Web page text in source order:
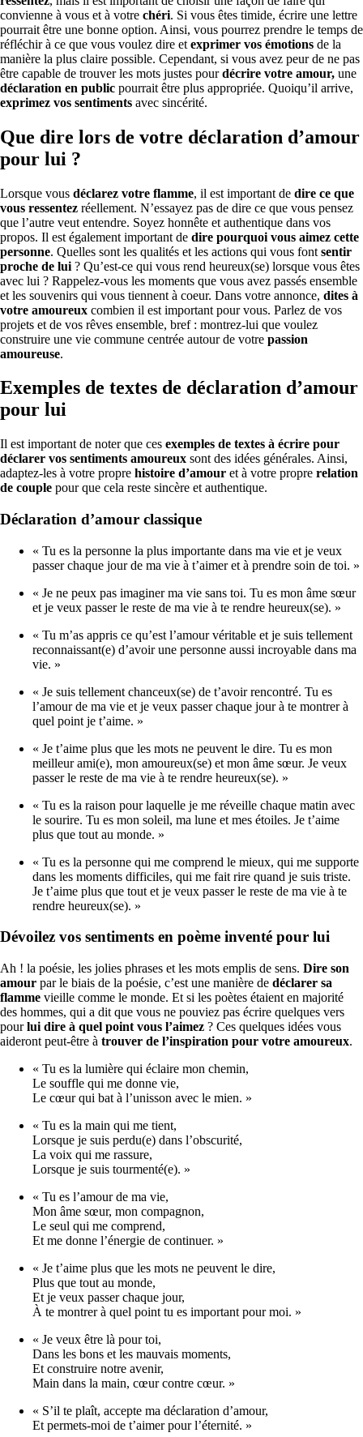
convienne à vous et à votre chéri. Si vous êtes timide, écrire une lettre
pourrait être une bonne option. Ainsi, vous pourrez prendre le temps de
réfléchir à ce que vous voulez dire et exprimer vos émotions de la
manière la plus claire possible. Cependant, si vous avez peur de ne pas
être capable de trouver les mots justes pourdécrire votre amour, une
déclaration en public pourrait être plus appropriée. Quoiqu’il arrive,
exprimez vos sentiments avec sincérité.
Que dire lors de votre déclaration d’amour
pour lui ?
Lorsque vous déclarez votre flamme, il est important de dire ce que
vous ressentez réellement. N’essayez pas de dire ce que vous pensez
que l’autre veut entendre. Soyez honnête et authentique dans vos
propos. Il est également important de dire pourquoi vous aimez cette
personne. Quelles sont les qualités et les actions qui vous font sentir
proche de lui ? Qu’est-ce qui vous rend heureux(se) lorsque vous êtes
avec lui ? Rappelez-vous les moments que vous avez passés ensemble
et les souvenirs qui vous tiennent à coeur. Dans votre annonce, dites à
votre amoureux combien il est important pour vous. Parlez de vos
projets et de vos rêves ensemble, bref : montrez-lui que voulez
construire une vie commune centrée autour de votre passion
amoureuse.
Exemples de textes de déclaration d’amour
pour lui
Il est important de noter que ces exemples de textes à écrire pour
déclarer vos sentiments amoureux sont des idées générales. Ainsi,
adaptez-les à votre propre histoire d’amour et à votre propre relation
de couple pour que cela reste sincère et authentique.
Déclaration d’amour classique
« Tu es la personne la plus importante dans ma vie et je veux
passer chaque jour de ma vie à t’aimer et à prendre soin de toi. »
« Je ne peux pas imaginer ma vie sans toi. Tu es mon âme sœur
et je veux passer le reste de ma vie à te rendre heureux(se). »
« Tu m’as appris ce qu’est l’amour véritable et je suis tellement
reconnaissant(e) d’avoir une personne aussi incroyable dans ma
vie. »
« Je suis tellement chanceux(se) de t’avoir rencontré. Tu es
l’amour de ma vie et je veux passer chaque jour à te montrer à
quel point je t’aime. »
« Je t’aime plus que les mots ne peuvent le dire. Tu es mon
meilleur ami(e), mon amoureux(se) et mon âme sœur. Je veux
passer le reste de ma vie à te rendre heureux(se). »
« Tu es la raison pour laquelle je me réveille chaque matin avec
le sourire. Tu es mon soleil, ma lune et mes étoiles. Je t’aime
plus que tout au monde. »
« Tu es la personne qui me comprend le mieux, qui me supporte
dans les moments difficiles, qui me fait rire quand je suis triste.
Je t’aime plus que tout et je veux passer le reste de ma vie à te
rendre heureux(se). »
Dévoilez vos sentiments en poème inventé pour lui
Ah ! la poésie, les jolies phrases et les mots emplis de sens. Dire son
amour par le biais de la poésie, c’est une manière de déclarer sa
flamme vieille comme le monde. Et si les poètes étaient en majorité
des hommes, qui a dit que vous ne pouviez pas écrire quelques vers
pourlui dire à quel point vous l’aimez ? Ces quelques idées vous
aideront peut-être à trouver de l’inspiration pour votre amoureux.
« Tu es la lumière qui éclaire mon chemin,
Le souffle qui me donne vie,
Le cœur qui bat à l’unisson avec le mien. »
« Tu es la main qui me tient,
Lorsque je suis perdu(e) dans l’obscurité,
La voix qui me rassure,
Lorsque je suis tourmenté(e). »
« Tu es l’amour de ma vie,
Mon âme sœur, mon compagnon,
Le seul qui me comprend,
Et me donne l’énergie de continuer. »
« Je t’aime plus que les mots ne peuvent le dire,
Plus que tout au monde,
Et je veux passer chaque jour,
À te montrer à quel point tu es important pour moi. »
« Je veux être là pour toi,
Dans les bons et les mauvais moments,
Et construire notre avenir,
Main dans la main, cœur contre cœur. »
« S’il te plaît, accepte ma déclaration d’amour,
Et permets-moi de t’aimer pour l’éternité. »